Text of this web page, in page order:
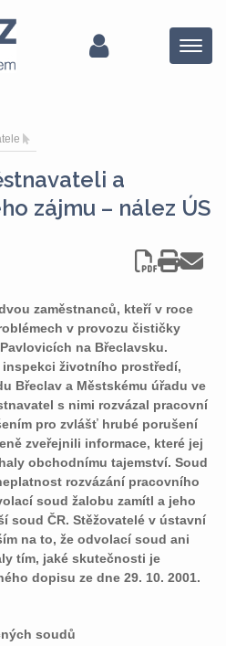
Menu
a
zájmu – nález ÚS
zaměstnanců, kteří v roce
v provozu čističky
na Břeclavsku.
životního prostředí,
Břeclav a Městskému úřadu ve
s nimi rozvázal pracovní
pro zvlášť hrubé porušení
zveřejnili informace, které jej
obchodnímu tajemství. Soud
rozvázání pracovního
soud žalobu zamítl a jeho
soud ČR. Stěžovatelé v ústavní
na to, že odvolací soud ani
tím, jaké skutečnosti je
dopisu ze dne 29. 10. 2001.
soudů